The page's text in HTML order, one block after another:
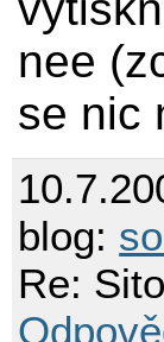
nee
se nic
blog:
Re: